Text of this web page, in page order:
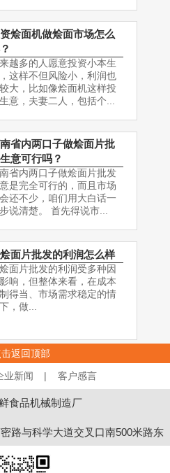
烩面机做烩面市场怎么
越多的人愿意投资小本生
这样不但风险小，利润也
大，比如像烩面机这样投
意，夫妻二人，包括个...
省内两口子做烩面片批
意可行吗？
省内两口子做烩面片批发
是完全可行的，而且市场
还不少，咱们用大白话一
说清楚。 首先得说市...
面片批发的利润怎么样
面片批发的利润受多种因
响，但整体来看，在成本
得当、市场需求稳定的情
，做...
击返回顶部
业新闻 | 客户感言
食品机械制造厂
路与科学大道交叉口南500米路东